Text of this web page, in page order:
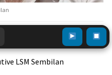
LSM Sembilan